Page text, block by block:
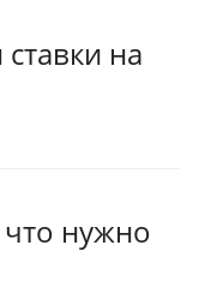
на
нужно